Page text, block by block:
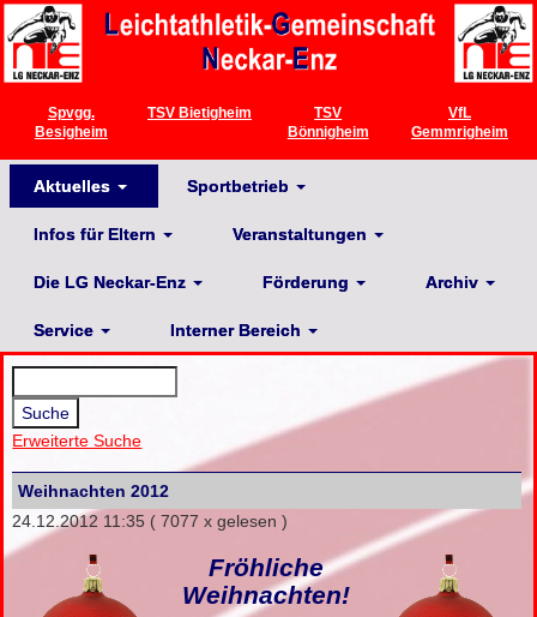
Spvgg.
Besigheim
TSV Bietigheim
TSV
Bönnigheim
VfL
Gemmrigheim
Aktuelles Sportbetrieb
Infos für Eltern Veranstaltungen
Die LG Neckar-Enz Förderung Archiv
Service Interner Bereich
Erweiterte Suche
Weihnachten 2012
24.12.2012 11:35 ( 7077 x gelesen )
Fröhliche
Weihnachten!